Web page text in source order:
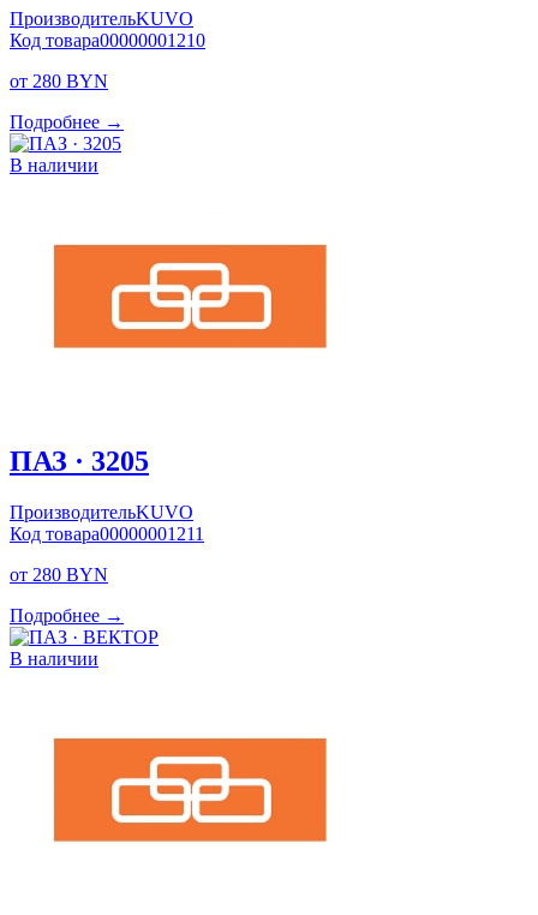
ПроизводительKUVO
Код товара00000001210
от 280 BYN
Подробнее →
В наличии
ПАЗ · 3205
ПроизводительKUVO
Код товара00000001211
от 280 BYN
Подробнее →
В наличии